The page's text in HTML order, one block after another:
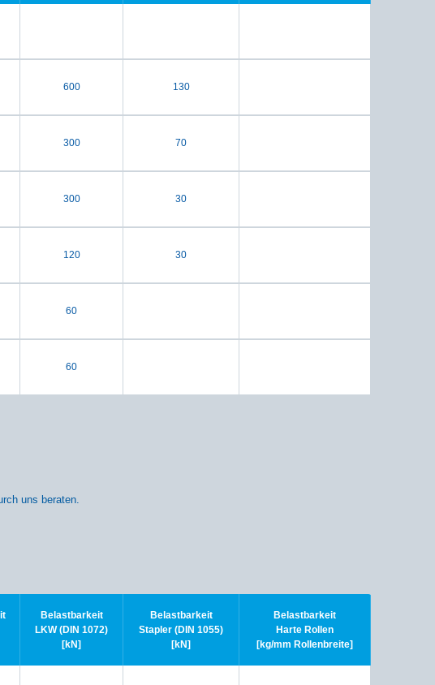
600 130
300 70
300 30
120 30
60
60
uns beraten.
Belastbarkeit
LKW (DIN 1072)
[kN]
Belastbarkeit
Stapler (DIN 1055)
[kN]
Belastbarkeit
Harte Rollen
[kg/mm Rollenbreite]